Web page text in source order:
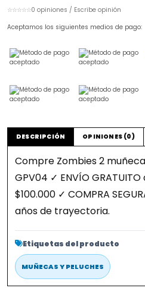
☆☆☆☆☆0 opiniones / Escribe opinión
Aceptamos los siguientes medios de pago:
DESCRIPCIÓN OPINIONES (0)
Compre Zombies 2
GPV04 ✓ ENVÍO
$100.000 ✓ COMPRA
años de trayectoria.
Etiquetas del producto
MUÑECAS Y PELUCHES